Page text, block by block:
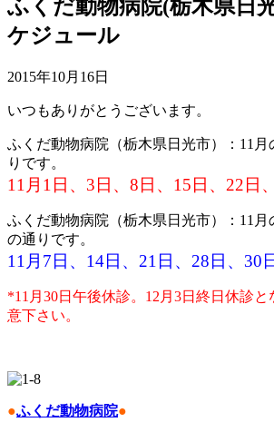
ふくだ動物病院(栃木県日
ケジュール
2015年10月16日
いつもありがとうございます。
ふくだ動物病院（栃木県日光市）：11月
りです。
11月1日、3日、8日、15日、22日
ふくだ動物病院（栃木県日光市）：11
の通りです。
11月7日、14日、21日、28日、30
*11月30日午後休診。12月3日終日休診
意下さい。
●ふくだ動物病院●